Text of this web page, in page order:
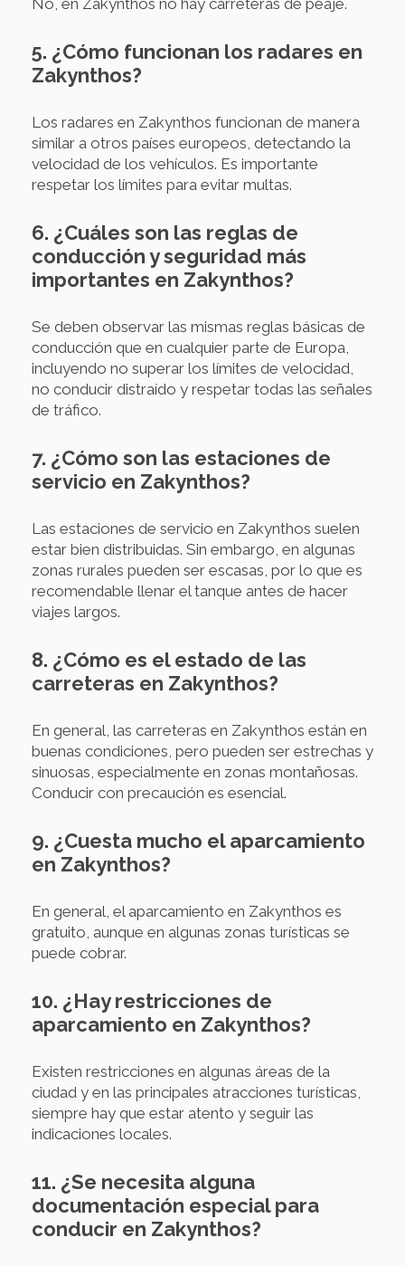
No, en Zakynthos no hay carreteras de peaje.
5. ¿Cómo funcionan los radares en
Zakynthos?
Los radares en Zakynthos funcionan de manera
similar a otros países europeos, detectando la
velocidad de los vehículos. Es importante
respetar los límites para evitar multas.
6. ¿Cuáles son las reglas de
conducción y seguridad más
importantes en Zakynthos?
Se deben observar las mismas reglas básicas de
conducción que en cualquier parte de Europa,
incluyendo no superar los límites de velocidad,
no conducir distraído y respetar todas las señales
de tráfico.
7. ¿Cómo son las estaciones de
servicio en Zakynthos?
Las estaciones de servicio en Zakynthos suelen
estar bien distribuidas. Sin embargo, en algunas
zonas rurales pueden ser escasas, por lo que es
recomendable llenar el tanque antes de hacer
viajes largos.
8. ¿Cómo es el estado de las
carreteras en Zakynthos?
En general, las carreteras en Zakynthos están en
buenas condiciones, pero pueden ser estrechas y
sinuosas, especialmente en zonas montañosas.
Conducir con precaución es esencial.
9. ¿Cuesta mucho el aparcamiento
en Zakynthos?
En general, el aparcamiento en Zakynthos es
gratuito, aunque en algunas zonas turísticas se
puede cobrar.
10. ¿Hay restricciones de
aparcamiento en Zakynthos?
Existen restricciones en algunas áreas de la
ciudad y en las principales atracciones turísticas,
siempre hay que estar atento y seguir las
indicaciones locales.
11. ¿Se necesita alguna
documentación especial para
conducir en Zakynthos?